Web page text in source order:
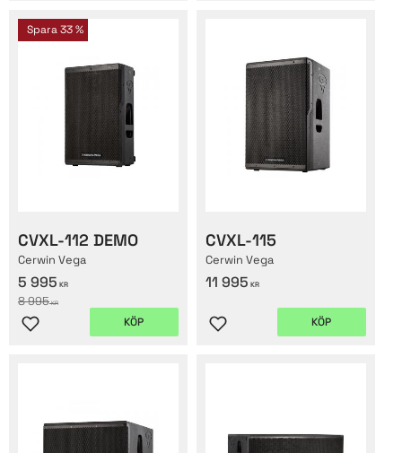
CVXL-112 DEMO
Cerwin Vega
5 995 KR
8 995KR
Spara33 %
Lägg till i favoriter
KÖP
CVXL-115
Cerwin Vega
11 995 KR
Lägg till i favoriter
KÖP